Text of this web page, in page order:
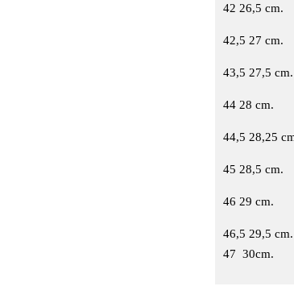
42 26,5 cm.
42,5 27 cm.
43,5 27,5 cm.
44 28 cm.
44,5 28,25
45 28,5 cm.
46 29 cm.
46,5 29,5 cm.
47 30cm.